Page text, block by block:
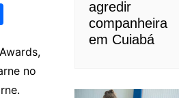
ar
e no
agredir
companheira
em Cuiabá